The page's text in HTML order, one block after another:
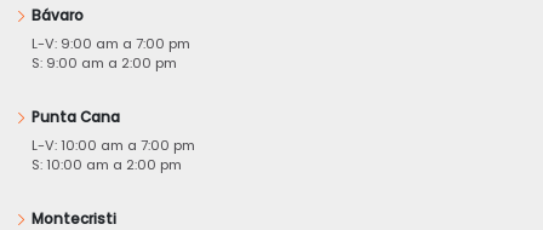
Bávaro
L-V: 9:00 am a 7:00 pm
S: 9:00 am a 2:00 pm
Punta Cana
L-V: 10:00 am a 7:00 pm
S: 10:00 am a 2:00 pm
Montecristi